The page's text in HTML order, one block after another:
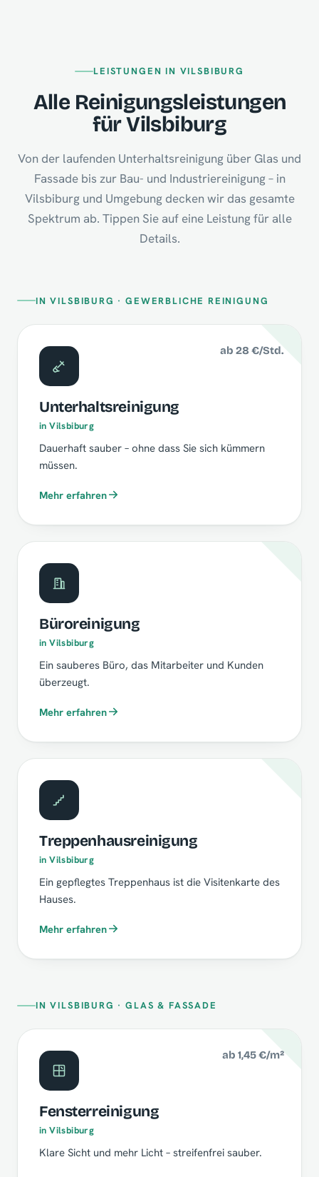
LEISTUNGEN IN VILSBIBURG
Alle Reinigungsleistungen
für Vilsbiburg
Von der laufenden Unterhaltsreinigung über Glas und
Fassade bis zur Bau- und Industriereinigung – in
Vilsbiburg und Umgebung decken wir das gesamte
Spektrum ab. Tippen Sie auf eine Leistung für alle
Details.
IN VILSBIBURG · GEWERBLICHE REINIGUNG
ab 28 €/Std.
Unterhaltsreinigung
in Vilsbiburg
Dauerhaft sauber – ohne dass Sie sich kümmern
müssen.
Mehr erfahren
Büroreinigung
in Vilsbiburg
Ein sauberes Büro, das Mitarbeiter und Kunden
überzeugt.
Mehr erfahren
Treppenhausreinigung
in Vilsbiburg
Ein gepflegtes Treppenhaus ist die Visitenkarte des
Hauses.
Mehr erfahren
IN VILSBIBURG · GLAS & FASSADE
ab 1,45 €/m²
Fensterreinigung
in Vilsbiburg
Klare Sicht und mehr Licht – streifenfrei sauber.